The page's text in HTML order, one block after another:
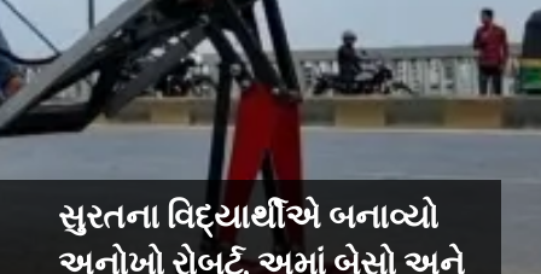
સુરતના વિદ્યાર્થીએ બનાવ્યો